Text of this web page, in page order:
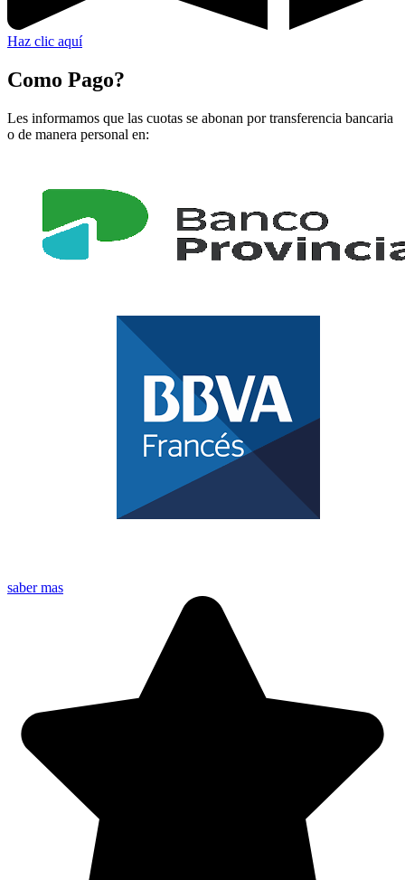
Haz clic aquí
Como Pago?
Les informamos que las cuotas se abonan por transferencia bancaria
o de manera personal en:
saber mas